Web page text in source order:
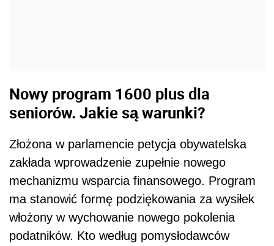
Nowy program 1600 plus dla
seniorów. Jakie są warunki?
Złożona w parlamencie petycja obywatelska
zakłada wprowadzenie zupełnie nowego
mechanizmu wsparcia finansowego. Program
ma stanowić formę podziękowania za wysiłek
włożony w wychowanie nowego pokolenia
podatników. Kto według pomysłodawców